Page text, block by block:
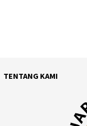
TENTANG KAMI